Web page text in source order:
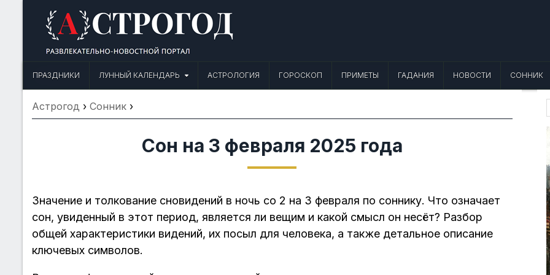
Астрогод: Праздники сегодня, Лунный календарь, Приметы, Что
ПРАЗДНИКИ
ЛУННЫЙ КАЛЕНДАРЬ АСТРОЛОГИЯ ГОРОСКОП ПРИМЕТЫ ГАДАНИЯ НОВОСТИ СОННИК
Астрогод › Сонник ›
Сон на 3 февраля 2025 года
Значение и толкование сновидений в ночь со 2 на 3 февраля по соннику. Что означает
сон, увиденный в этот период, является ли вещим и какой смысл он несёт? Разбор
общей характеристики видений, их посыл для человека, а также детальное описание
ключевых символов.